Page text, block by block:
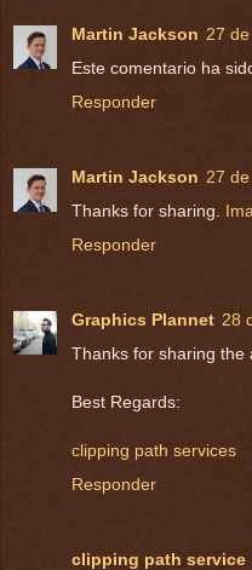
Martin Jackson 27
Este comentario ha
Responder
Martin Jackson 27
Thanks for sharing.
Responder
Graphics Plannet 28
Thanks for sharing the
Best Regards:
clipping path services
Responder
clipping path service